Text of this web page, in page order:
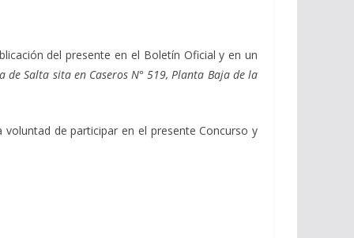
del presente en el Boletín Oficial y en un
de Salta sita en Caseros N° 519, Planta Baja de la
voluntad de participar en el presenteConcurso y